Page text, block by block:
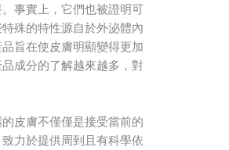
事實上，它們也被證明可
殊的特性源自於外泌體內
旨在使皮膚明顯變得更加
成分的了解越來越多，對
皮膚不僅僅是接受當前的
力於提供周到且有科學依